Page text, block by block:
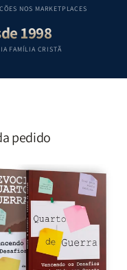
NOS MARKETPLACES
1998
FAMÍLIA CRISTÃ
pedido